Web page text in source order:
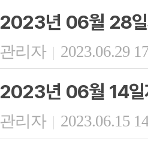
2023년 06월 28일
관리자 | 2023.06.29
2023년 06월 14일
관리자 | 2023.06.15